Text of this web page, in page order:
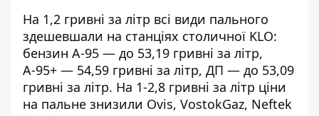
На 1,2 гривні за літр всі види пального
здешевшали на станціях столичної KLO:
бензин А-95 — до 53,19 гривні за літр,
А-95+ — 54,59 гривні за літр, ДП — до 53,09
гривні за літр. На 1-2,8 гривні за літр ціни
на пальне знизили Ovis, VostokGaz, Neftek